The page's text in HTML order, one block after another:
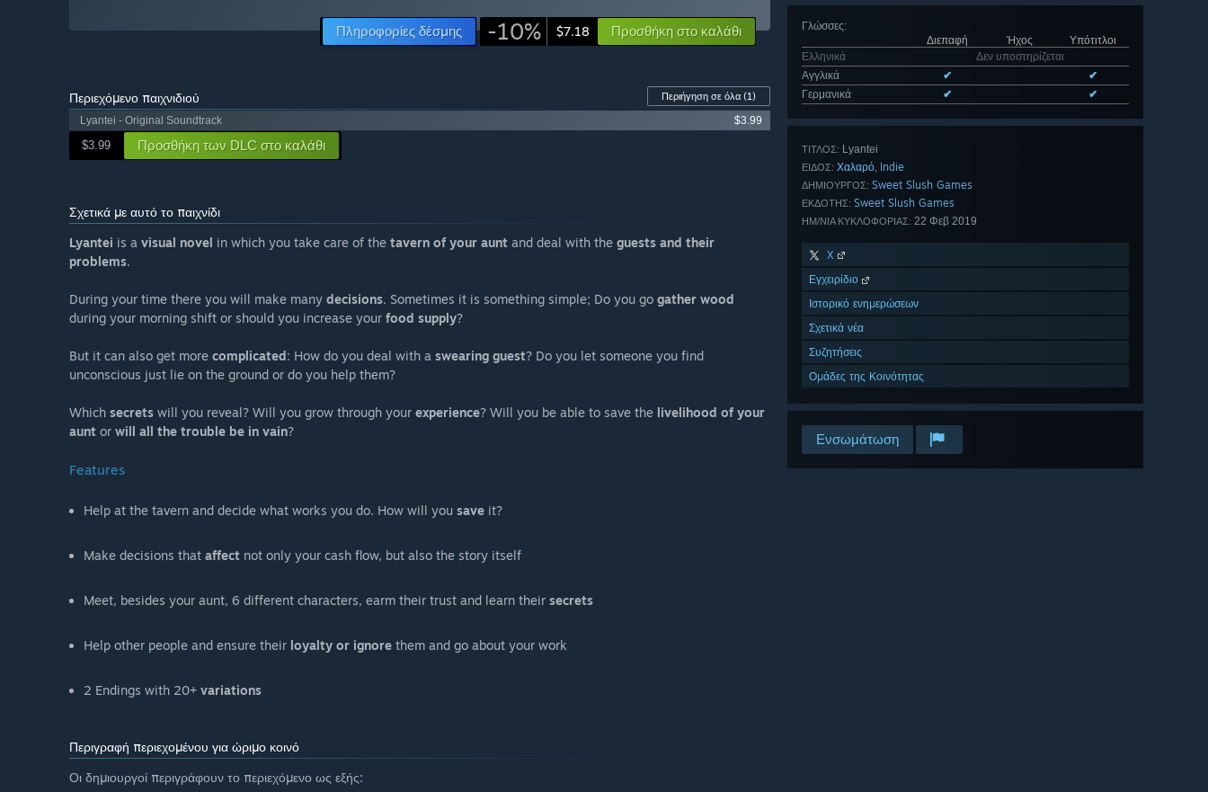
Γλώσσες:
Διεπαφή
Ήχος
Υπότιτλοι
Ελληνικά
Δεν υποστηρίζεται
Αγγλικά
✔
✔
Γερμανικά
✔ ✔
ΤΊΤΛΟΣ: Lyantei
ΕΊΔΟΣ: Χαλαρό, Indie
ΔΗΜΙΟΥΡΓΌΣ: Sweet Slush Games
ΕΚΔΌΤΗΣ: Sweet Slush Games
ΗΜ/ΝΊΑ ΚΥΚΛΟΦΟΡΊΑΣ: 22 Φεβ 2019
X
Εγχειρίδιο
Ιστορικό ενημερώσεων
Σχετικά νέα
Συζητήσεις
Ομάδες της Κοινότητας
Ενσωμάτωση
Πληροφορίες δέσμης -10% $7.18 Προσθήκη στο καλάθι
Περιεχόμενο παιχνιδιού Περιήγηση σε όλα (1)
Lyantei - Original Soundtrack
$3.99
$3.99 Προσθήκη των DLC στο καλάθι
Σχετικά με αυτό το παιχνίδι
Lyantei is a visual novel in which you take care of the tavern of your aunt and deal with the guests and their
problems.
During your time there you will make many decisions. Sometimes it is something simple; Do you go gather wood
during your morning shift or should you increase your food supply?
But it can also get more complicated: How do you deal with a swearing guest? Do you let someone you find
unconscious just lie on the ground or do you help them?
Which secrets will you reveal? Will you grow through your experience? Will you be able to save the livelihood of your
aunt or will all the trouble be in vain?
Features
Help at the tavern and decide what works you do. How will you save it?
Make decisions that affect not only your cash flow, but also the story itself
Meet, besides your aunt, 6 different characters, earm their trust and learn their secrets
Help other people and ensure their loyalty or ignore them and go about your work
2 Endings with 20+ variations
Περιγραφή περιεχομένου για ώριμο κοινό
Οι δημιουργοί περιγράφουν το περιεχόμενο ως εξής: